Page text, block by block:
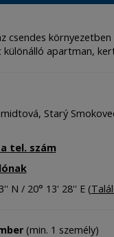
csendes
különálló apartman,
Starý
tel. szám
N / 20° 13' 28'' E (
(min. 1 személy)